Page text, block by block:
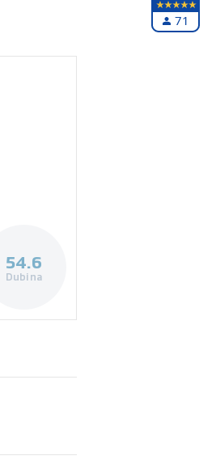
54.6
Dubina
71